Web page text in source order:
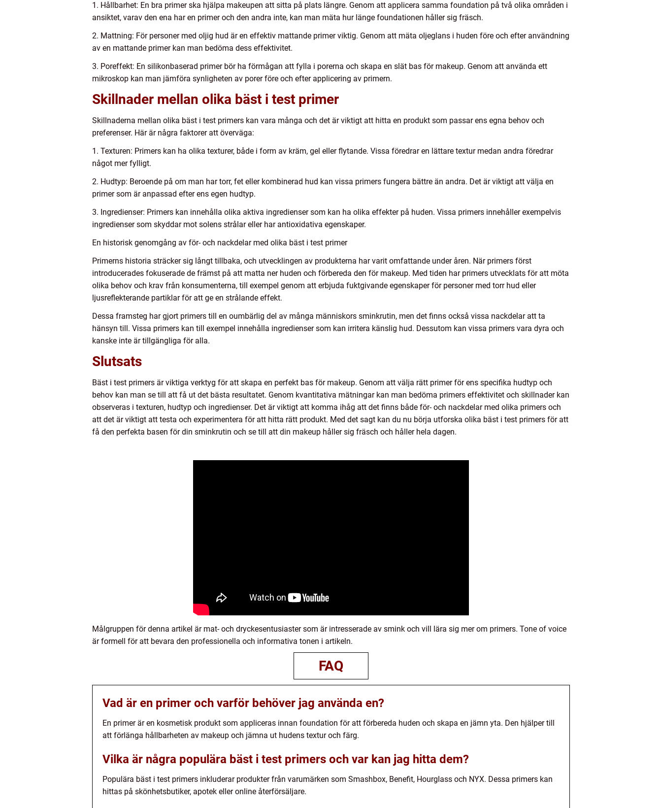
1. Hållbarhet: En bra primer ska hjälpa makeupen att sitta på plats längre. Genom att applicera samma foundation på två olika områden i
ansiktet, varav den ena har en primer och den andra inte, kan man mäta hur länge foundationen håller sig fräsch.
2. Mattning: För personer med oljig hud är en effektiv mattande primer viktig. Genom att mäta oljeglans i huden före och efter användning
av en mattande primer kan man bedöma dess effektivitet.
3. Poreffekt: En silikonbaserad primer bör ha förmågan att fylla i porerna och skapa en slät bas för makeup. Genom att använda ett
mikroskop kan man jämföra synligheten av porer före och efter applicering av primern.
Skillnader mellan olika bäst i test primer
Skillnaderna mellan olika bäst i test primers kan vara många och det är viktigt att hitta en produkt som passar ens egna behov och
preferenser. Här är några faktorer att överväga:
1. Texturen: Primers kan ha olika texturer, både i form av kräm, gel eller flytande. Vissa föredrar en lättare textur medan andra föredrar
något mer fylligt.
2. Hudtyp: Beroende på om man har torr, fet eller kombinerad hud kan vissa primers fungera bättre än andra. Det är viktigt att välja en
primer som är anpassad efter ens egen hudtyp.
3. Ingredienser: Primers kan innehålla olika aktiva ingredienser som kan ha olika effekter på huden. Vissa primers innehåller exempelvis
ingredienser som skyddar mot solens strålar eller har antioxidativa egenskaper.
En historisk genomgång av för- och nackdelar med olika bäst i test primer
Primerns historia sträcker sig långt tillbaka, och utvecklingen av produkterna har varit omfattande under åren. När primers först
introducerades fokuserade de främst på att matta ner huden och förbereda den för makeup. Med tiden har primers utvecklats för att möta
olika behov och krav från konsumenterna, till exempel genom att erbjuda fuktgivande egenskaper för personer med torr hud eller
ljusreflekterande partiklar för att ge en strålande effekt.
Dessa framsteg har gjort primers till en oumbärlig del av många människors sminkrutin, men det finns också vissa nackdelar att ta
hänsyn till. Vissa primers kan till exempel innehålla ingredienser som kan irritera känslig hud. Dessutom kan vissa primers vara dyra och
kanske inte är tillgängliga för alla.
Slutsats
Bäst i test primers är viktiga verktyg för att skapa en perfekt bas för makeup. Genom att välja rätt primer för ens specifika hudtyp och
behov kan man se till att få ut det bästa resultatet. Genom kvantitativa mätningar kan man bedöma primers effektivitet och skillnader kan
observeras i texturen, hudtyp och ingredienser. Det är viktigt att komma ihåg att det finns både för- och nackdelar med olika primers och
att det är viktigt att testa och experimentera för att hitta rätt produkt. Med det sagt kan du nu börja utforska olika bäst i test primers för att
få den perfekta basen för din sminkrutin och se till att din makeup håller sig fräsch och håller hela dagen.
Målgruppen för denna artikel är mat- och dryckesentusiaster som är intresserade av smink och vill lära sig mer om primers. Tone of voice
är formell för att bevara den professionella och informativa tonen i artikeln.
FAQ
Vad är en primer och varför behöver jag använda en?
En primer är en kosmetisk produkt som appliceras innan foundation för att förbereda huden och skapa en jämn yta. Den hjälper till
att förlänga hållbarheten av makeup och jämna ut hudens textur och färg.
Vilka är några populära bäst i test primers och var kan jag hitta dem?
Populära bäst i test primers inkluderar produkter från varumärken som Smashbox, Benefit, Hourglass och NYX. Dessa primers kan
hittas på skönhetsbutiker, apotek eller online återförsäljare.